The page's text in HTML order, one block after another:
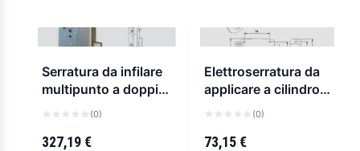
Serratura da infilare
multipunto a doppia
mappa cisa 57835
(0)
327,19 €
Elettroserratura da
applicare a cilindro
cisa 11610
(0)
73,15 €